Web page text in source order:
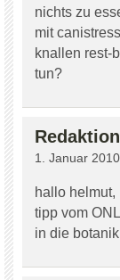
nichts zu
mit
knallen rest-
tun?
1. Januar
hallo helmut,
tipp vom
in die